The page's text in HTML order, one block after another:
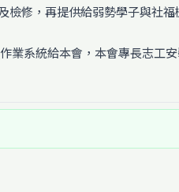
修，再提供給弱勢學子與社福
業系統給本會，本會專長志工